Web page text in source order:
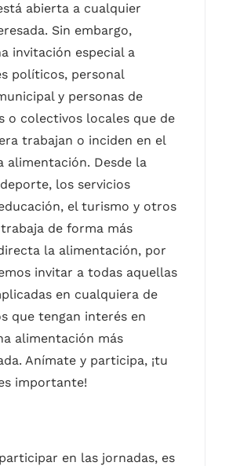
abierta a cualquier
Sin embargo,
invitación especial a
políticos, personal
y personas de
o colectivos locales que de
trabajan o inciden en el
alimentación. Desde la
los servicios
el turismo y otros
de forma más
la alimentación, por
invitar a todas aquellas
en cualquiera de
que tengan interés en
alimentación más
Anímate y participa, ¡tu
importante!
en las jornadas, es